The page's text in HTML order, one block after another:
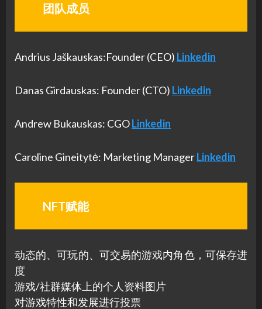
团队成员
Andrius Jaškauskas:Founder (CEO) Linkedin
Danas Girdauskas: Founder (CTO) Linkedin
Andrew Bukauskas: CGOLinkedin
Caroline Gineitytė: Marketing ManagerLinkedin
NFT赋能
动态的、可玩的、可交易的游戏内角色，可保存进
度
游戏/社群媒体上的个人资料图片
对游戏特性和发展进行投票